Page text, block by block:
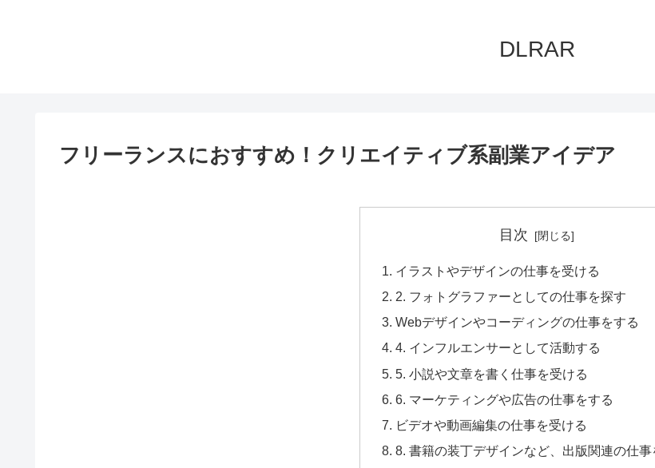
DLRAR
フリーランスにおすすめ！クリエイティブ系副業アイデア
目次
イラストやデザインの仕事を受ける
2. フォトグラファーとしての仕事を探す
Webデザインやコーディングの仕事をする
4. インフルエンサーとして活動する
5. 小説や文章を書く仕事を受ける
6. マーケティングや広告の仕事をする
ビデオや動画編集の仕事を受ける
8. 書籍の装丁デザインなど、出版関連の仕事